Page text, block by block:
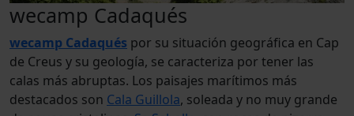
wecamp Cadaqués
wecamp Cadaqués por su situación geográfica en Cap
de Creus y su geología, se caracteriza por tener las
calas más abruptas. Los paisajes marítimos más
destacados son Cala Guillola, soleada y no muy grande